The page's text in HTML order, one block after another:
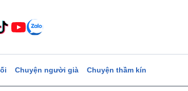
Chuyện người già Chuyện thầm kín